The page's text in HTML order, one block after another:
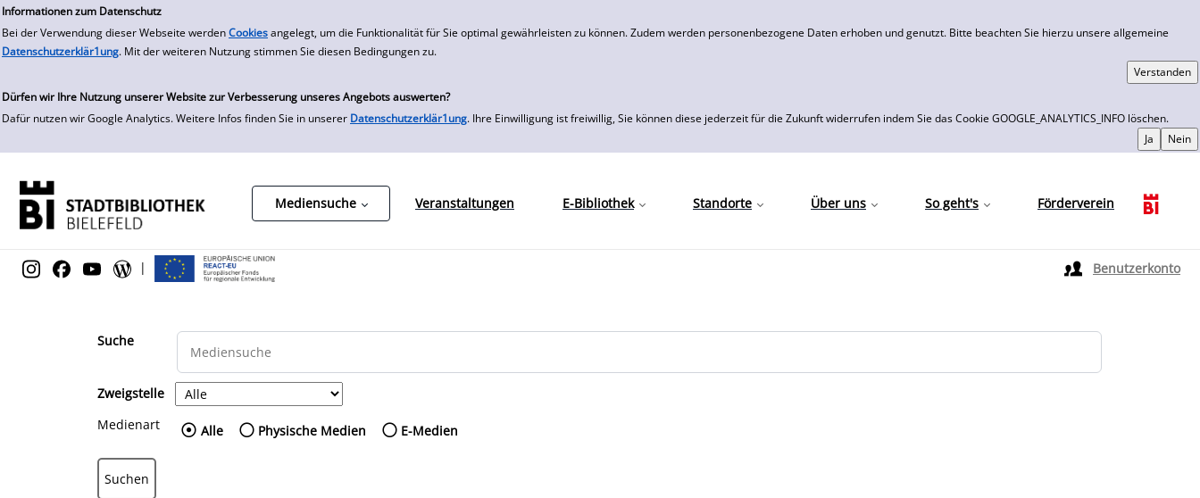
Informationen zum Datenschutz
Bei der Verwendung dieser Webseite werden Cookies angelegt, um die Funktionalität für Sie optimal gewährleisten zu können. Zudem werden personenbezogene Daten erhoben und genutzt. Bitte beachten Sie hierzu unsere allgemeine
Datenschutzerklär1ung. Mit der weiteren Nutzung stimmen Sie diesen Bedingungen zu.
Dürfen wir Ihre Nutzung unserer Website zur Verbesserung unseres Angebots auswerten?
Dafür nutzen wir Google Analytics. Weitere Infos finden Sie in unserer Datenschutzerklär1ung. Ihre Einwilligung ist freiwillig, Sie können diese jederzeit für die Zukunft widerrufen indem Sie das Cookie GOOGLE_ANALYTICS_INFO löschen.
zur Navigation springen
zum Inhalt springen
Zur Detailanzeige springen
Mediensuche Veranstaltungen E-Bibliothek Standorte Über uns So geht's Förderverein
| Benutzerkonto
Sprache auswählen
Suche
Zweigstelle
Medienart
Wählen Sie die Medienart nach der Sie suchen wollen.
Alle Physische Medien E-Medien